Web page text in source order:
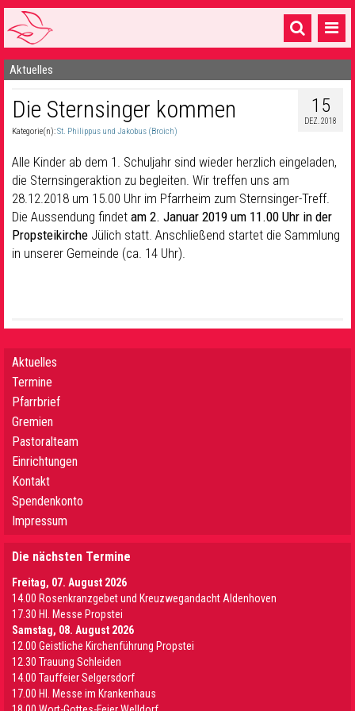
Startseite
1 Pfarrei
16 Gemeinden & mehr
Gottesdienste & Sinnsuche
Sakramente & Feste
Gemeinschaft & Soziales
Aktuelles
15
DEZ. 2018
Die Sternsinger kommen
Kategorie(n):St. Philippus und Jakobus (Broich)
Alle Kinder ab dem 1. Schuljahr sind wieder herzlich eingeladen,
die Sternsingeraktion zu begleiten. Wir treffen uns am
28.12.2018 um 15.00 Uhr im Pfarrheim zum Sternsinger-Treff.
Die Aussendung findet am 2. Januar 2019 um 11.00 Uhr in der
Propsteikirche Jülich statt. Anschließend startet die Sammlung
in unserer Gemeinde (ca. 14 Uhr).
Aktuelles
Termine
Pfarrbrief
Gremien
Pastoralteam
Einrichtungen
Kontakt
Spendenkonto
Impressum
Die nächsten Termine
Freitag, 07. August 2026
14.00 Rosenkranzgebet und Kreuzwegandacht Aldenhoven
17.30 Hl. Messe Propstei
Samstag, 08. August 2026
12.00 Geistliche Kirchenführung Propstei
12.30 Trauung Schleiden
14.00 Tauffeier Selgersdorf
17.00 Hl. Messe im Krankenhaus